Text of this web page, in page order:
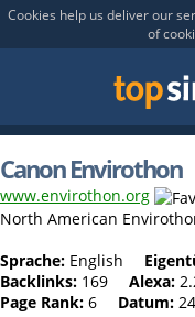
Cookies help us deliver our
of
Canon Envirothon
www.envirothon.org
North American
Sprache: English
Backlinks: 169 Alexa:
Page Rank: 6 Datum: